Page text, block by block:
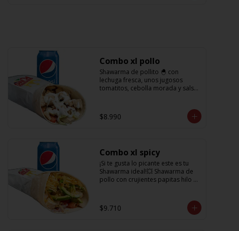
Combo xl pollo
Shawarma de pollito 🐣 con
lechuga fresca, unos jugosos
tomatitos, cebolla morada y salsa
$8.990
Combo xl spicy
¡Si te gusta lo picante este es tu
Shawarma ideal!💥 Shawarma de
pollo con crujientes papitas hilo
salsa spicy (picante) + Bebida
refrescante de 350cc PD: Si te
$9.710